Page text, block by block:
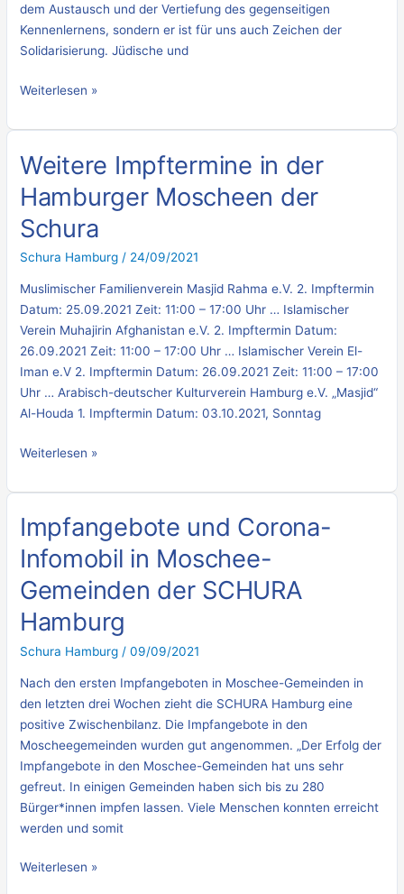
dem Austausch und der Vertiefung des gegenseitigen
Kennenlernens, sondern er ist für uns auch Zeichen der
Solidarisierung. Jüdische und
Weiterlesen »
Weitere Impftermine in der
Hamburger Moscheen der
Schura
Schura Hamburg / 24/09/2021
Muslimischer Familienverein Masjid Rahma e.V. 2. Impftermin
Datum: 25.09.2021 Zeit: 11:00 – 17:00 Uhr … Islamischer
Verein Muhajirin Afghanistan e.V. 2. Impftermin Datum:
26.09.2021 Zeit: 11:00 – 17:00 Uhr … Islamischer Verein El-
Iman e.V 2. Impftermin Datum: 26.09.2021 Zeit: 11:00 – 17:00
Uhr … Arabisch-deutscher Kulturverein Hamburg e.V. „Masjid“
Al-Houda 1. Impftermin Datum: 03.10.2021, Sonntag
Weitere
Impftermine
in
der
Hamburger
Moscheen
der
Schura
Weiterlesen »
Impfangebote und Corona-
Infomobil in Moschee-
Gemeinden der SCHURA
Hamburg
Schura Hamburg /09/09/2021
Nach den ersten Impfangeboten in Moschee-Gemeinden in
den letzten drei Wochen zieht die SCHURA Hamburg eine
positive Zwischenbilanz. Die Impfangebote in den
Moscheegemeinden wurden gut angenommen. „Der Erfolg der
Impfangebote in den Moschee-Gemeinden hat uns sehr
gefreut. In einigen Gemeinden haben sich bis zu 280
Bürger*innen impfen lassen. Viele Menschen konnten erreicht
werden und somit
Impfangebote
Corona-
Infomobil
in
Moschee-
Gemeinden
SCHURA
Hamburg
Weiterlesen »